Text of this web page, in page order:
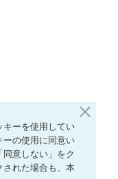
キーを使用してい
の使用に同意い
意しない」をク
された場合も、本